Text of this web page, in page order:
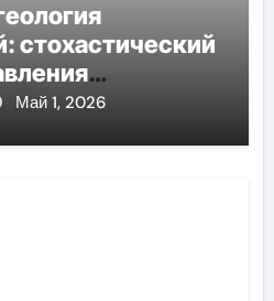
стохастический
пороговом
Май 1, 2026